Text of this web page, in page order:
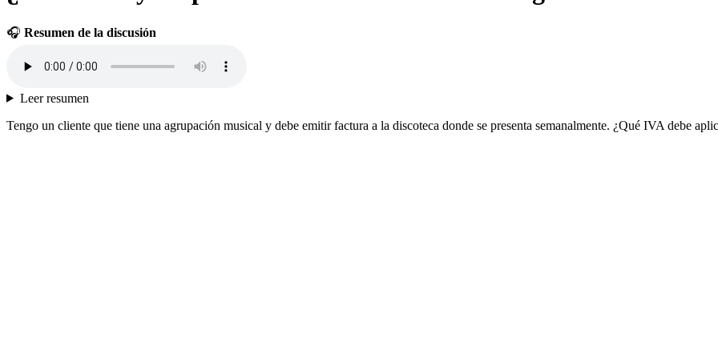
🎧 Resumen de la discusión
Leer resumen
Tengo un cliente que tiene una agrupación musical y debe emitir factura a la discoteca donde se presenta semanalmente. ¿Qué IVA debe